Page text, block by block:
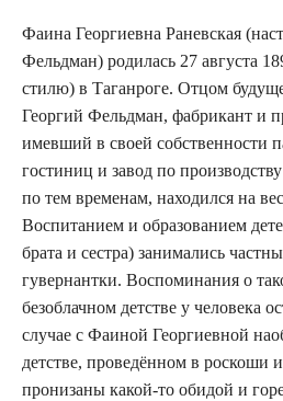
Фаина Георгиевна Раневская
Фельдман) родилась 27 августа
стилю) в Таганроге. Отцом
Георгий Фельдман, фабрикант и
имевший в своей собственности
гостиниц и завод по
по тем временам, находился на
Воспитанием и образованием
брата и сестра) занимались
гувернантки. Воспоминания о
безоблачном детстве у человека
случае с Фаиной Георгиевной
детстве, проведённом в роскоши
пронизаны какой-то обидой и